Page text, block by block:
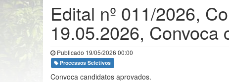
Edital nº 011/2026,
19.05.2026, Convoca
Publicado 19/05/2026 00:00
Processos Seletivos
Convoca candidatos aprovados.